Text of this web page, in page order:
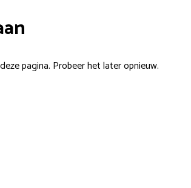
pagina. Probeer het later opnieuw.